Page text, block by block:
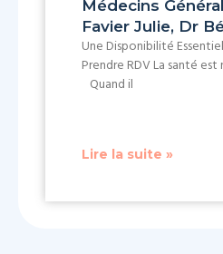
Médecins
Favier Julie, Dr
Une Disponibilité
Prendre RDV La santé
Quand il
Lire la suite »